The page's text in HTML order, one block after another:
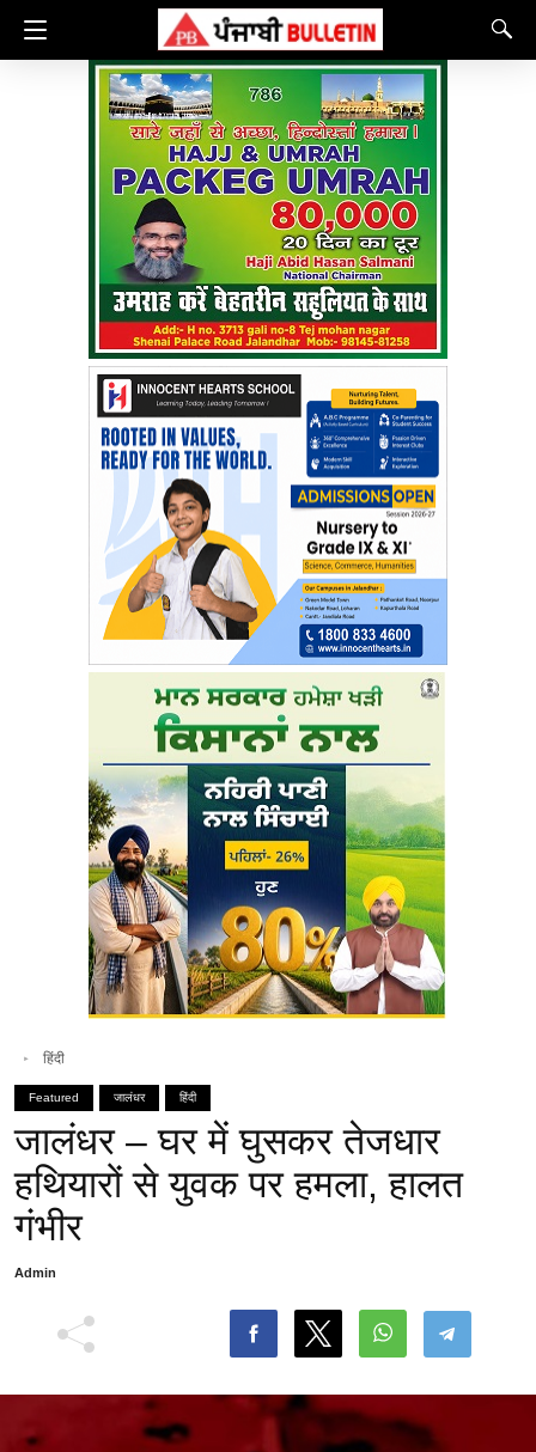
हिंदी
Featured जालंधर हिंदी
जालंधर – घर में घुसकर तेजधार
हथियारों से युवक पर हमला, हालत
गंभीर
Admin